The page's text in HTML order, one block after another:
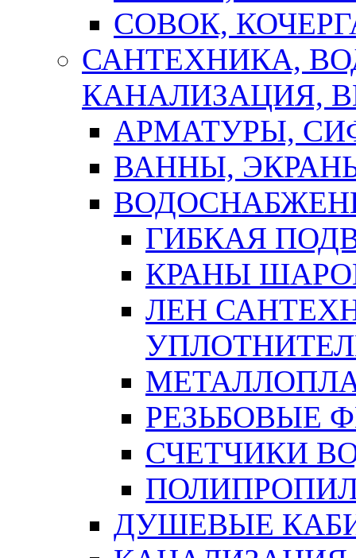
СОВОК,
САНТЕХНИКА,
КАНАЛИЗАЦИЯ,
АРМАТУРЫ,
ВАННЫ,
ГИБКАЯ
КРАНЫ
ЛЕН
РЕЗЬБОВЫЕ
СЧЕТЧИКИ
ДУШЕВЫЕ